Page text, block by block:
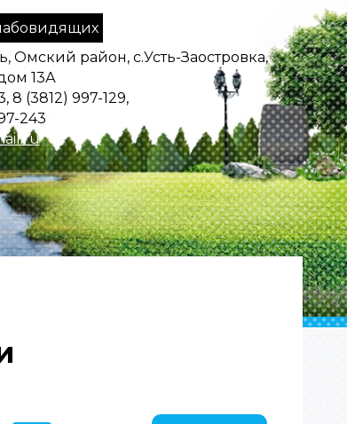
Омский район, с.Усть-Заостровка,
13А
8 (3812) 997-129,
243